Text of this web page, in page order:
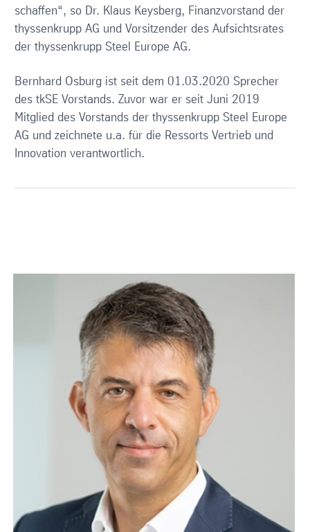
schaffen“, so Dr. Klaus Keysberg, Finanzvorstand der
thyssenkrupp AG und Vorsitzender des Aufsichtsrates
der thyssenkrupp Steel Europe AG.
Bernhard Osburg ist seit dem 01.03.2020 Sprecher
des tkSE Vorstands. Zuvor war er seit Juni 2019
Mitglied des Vorstands der thyssenkrupp Steel Europe
AG und zeichnete u.a. für die Ressorts Vertrieb und
Innovation verantwortlich.